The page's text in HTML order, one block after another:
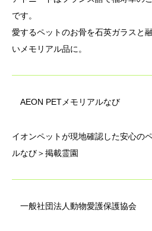
です。
愛するペットのお骨を石英ガラスと
いメモリアル品に。
AEON PETメモリアルなび
イオンペットが現地確認した安心の
ルなび＞掲載霊園
一般社団法人動物愛護保護協会